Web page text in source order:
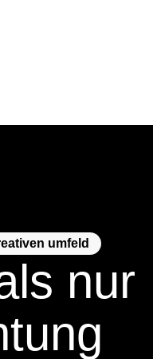
umfeld
nur